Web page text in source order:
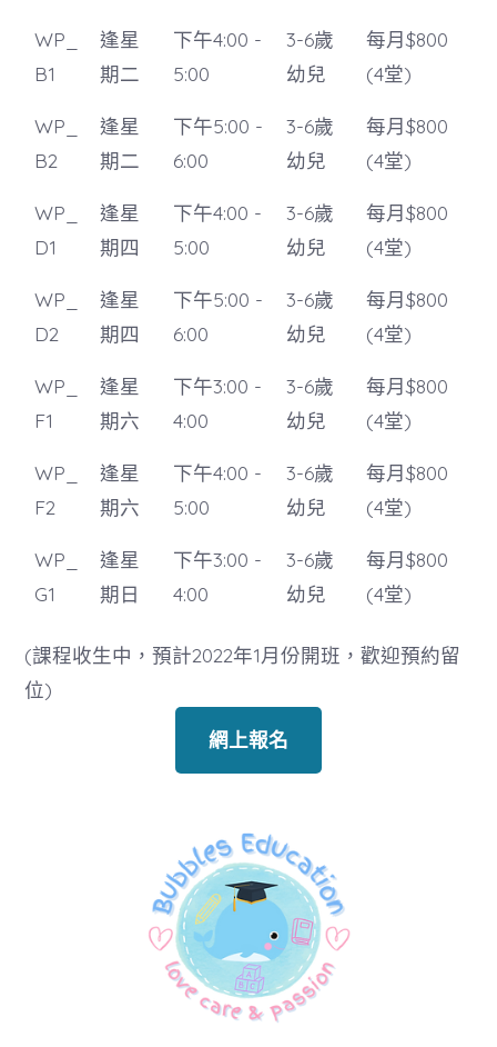
WP_
B1
逢星
期二
下午4:00 -
5:00
3-6歲
幼兒
每月$800
(4堂)
WP_
B2
逢星
期二
下午5:00 -
6:00
3-6歲
幼兒
每月$800
(4堂)
WP_
D1
逢星
期四
下午4:00 -
5:00
3-6歲
幼兒
每月$800
(4堂)
WP_
D2
逢星
期四
下午5:00 -
6:00
3-6歲
幼兒
每月$800
(4堂)
WP_
F1
逢星
期六
下午3:00 -
4:00
3-6歲
幼兒
每月$800
(4堂)
WP_
F2
逢星
期六
下午4:00 -
5:00
3-6歲
幼兒
每月$800
(4堂)
WP_
G1
逢星
期日
下午3:00 -
4:00
3-6歲
幼兒
每月$800
(4堂)
(課程收生中，預計2022年1月份開班，歡迎預約留
位)
網上報名